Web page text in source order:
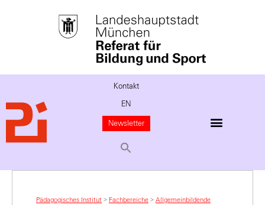
Kontakt
EN
Newsletter
Pädagogisches Institut > Fachbereiche > Allgemeinbildende